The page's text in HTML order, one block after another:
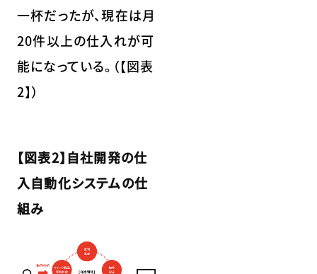
一杯だったが、現在は月
20件以上の仕入れが可
能になっている。（【図表
2】）
【図表2】自社開発の仕
入自動化システムの仕
組み